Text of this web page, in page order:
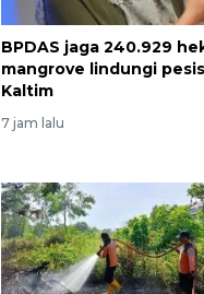
BPDAS jaga 240.929
mangrove lindungi
Kaltim
7 jam lalu